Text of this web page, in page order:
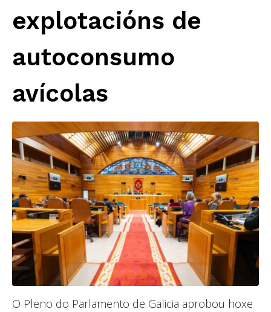
explotacións de
autoconsumo
avícolas
O Pleno do Parlamento de Galicia aprobou hoxe